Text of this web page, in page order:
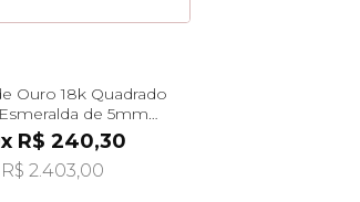
Ouro 18k Quadrado
de 5mm
br29490
R$ 240,30
R$ 2.403,00